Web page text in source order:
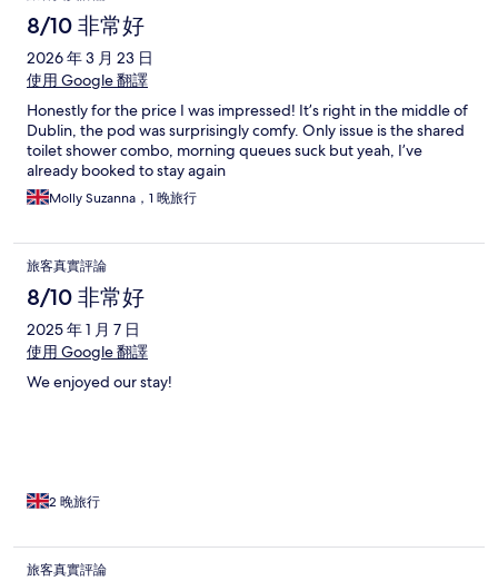
8/10 非常好
2026 年 3 月 23 日
使用 Google 翻譯
Honestly for the price I was impressed! It’s right in the middle of
Dublin, the pod was surprisingly comfy. Only issue is the shared
toilet shower combo, morning queues suck but yeah, I’ve
already booked to stay again
Molly Suzanna，1 晚旅行
旅客真實評論
8/10 非常好
2025 年 1 月 7 日
使用 Google 翻譯
We enjoyed our stay!
2 晚旅行
旅客真實評論